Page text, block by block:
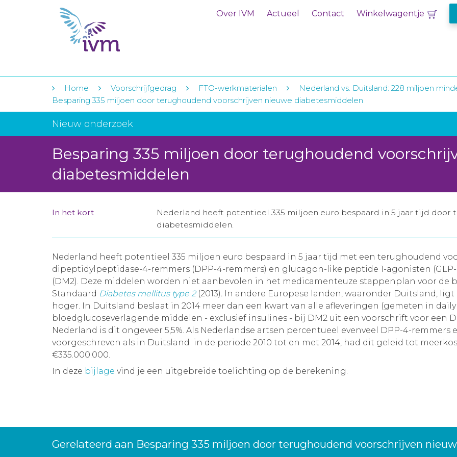
Over IVM Actueel Contact Winkelwagentje
Home Voorschrijfgedrag FTO-werkmaterialen
Nederland vs. Duitsland: 228 miljoen
Besparing 335 miljoen door terughoudend voorschrijven nieuwe diabetesmiddelen
Nieuw onderzoek
Besparing 335 miljoen door terughoudend
diabetesmiddelen
In het kort
Nederland heeft potentieel 335 miljoen euro bespaard in 5 jaar tijd door
diabetesmiddelen.
Nederland heeft potentieel 335 miljoen euro bespaard in 5 jaar tijd met een terughoudend
dipeptidylpeptidase-4-remmers (DPP-4-remmers) en glucagon-like peptide 1-agonisten
(DM2). Deze middelen worden niet aanbevolen in het medicamenteuze stappenplan voor de
Standaard Diabetes mellitus type 2(2013). In andere Europese landen, waaronder Duitsland,
hoger. In Duitsland beslaat in 2014 meer dan een kwart van alle afleveringen (gemeten in daily
bloedglucoseverlagende middelen - exclusief insulines - bij DM2 uit een voorschrift voor een
Nederland is dit ongeveer 5,5%. Als Nederlandse artsen percentueel evenveel DPP-4-remmers
voorgeschreven als in Duitsland in de periode 2010 tot en met 2014, had dit geleid tot
€335.000.000.
In deze bijlage vind je een uitgebreide toelichting op de berekening.
Gerelateerd aan Besparing 335 miljoen door terughoudend voorschrijven